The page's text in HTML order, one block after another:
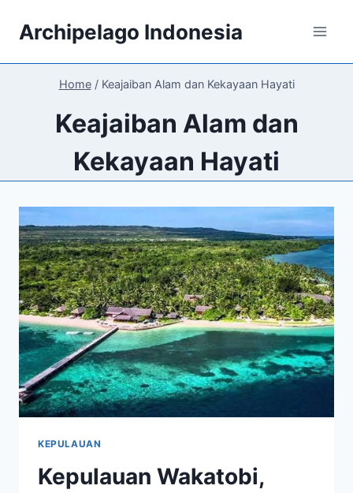
Archipelago Indonesia
Home / Keajaiban Alam dan Kekayaan Hayati
Keajaiban Alam dan
Kekayaan Hayati
KEPULAUAN
Kepulauan Wakatobi,